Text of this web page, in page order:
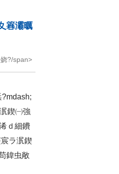
簭灞曞
?/span>
鍥㈠強
ｄ細鐨
ラ泦鍥
鍏虫敞